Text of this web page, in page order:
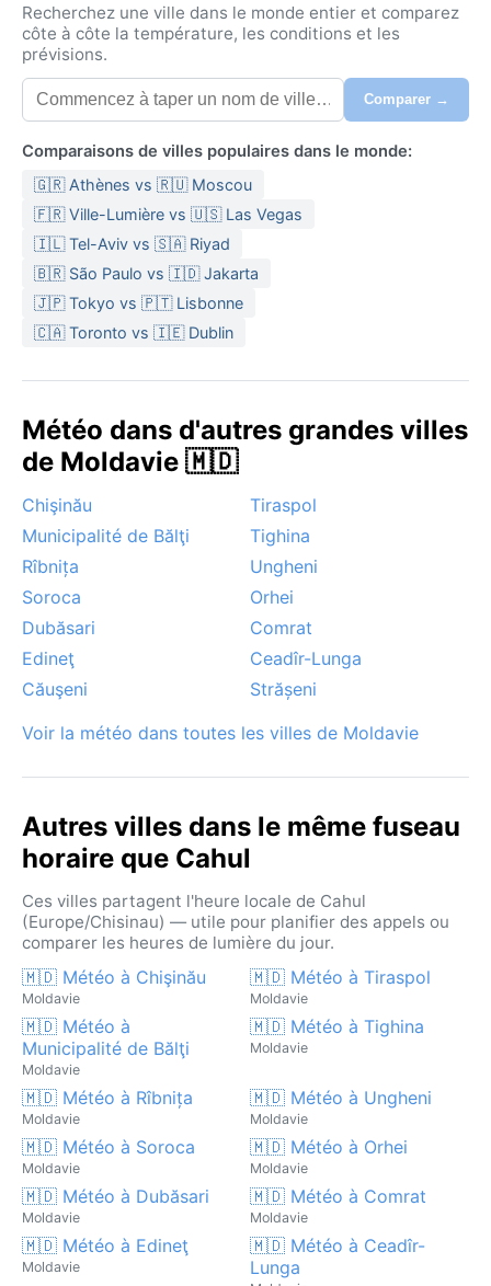
Recherchez une ville dans le monde entier et comparez
côte à côte la température, les conditions et les
prévisions.
Comparer →
Comparaisons de villes populaires dans le monde:
🇬🇷 Athènes vs 🇷🇺 Moscou
🇫🇷 Ville-Lumière vs 🇺🇸 Las Vegas
🇮🇱 Tel-Aviv vs 🇸🇦 Riyad
🇧🇷 São Paulo vs 🇮🇩 Jakarta
🇯🇵 Tokyo vs 🇵🇹 Lisbonne
🇨🇦 Toronto vs 🇮🇪 Dublin
Météo dans d'autres grandes villes
de Moldavie 🇲🇩
Chişinău
Tiraspol
Municipalité de Bălţi
Tighina
Rîbnița
Ungheni
Soroca
Orhei
Dubăsari
Comrat
Edineţ
Ceadîr-Lunga
Căuşeni
Strășeni
Voir la météo dans toutes les villes de Moldavie
Autres villes dans le même fuseau
horaire que Cahul
Ces villes partagent l'heure locale de Cahul
(Europe/Chisinau) — utile pour planifier des appels ou
comparer les heures de lumière du jour.
🇲🇩 Météo à Chişinău
Moldavie
🇲🇩 Météo à Tiraspol
Moldavie
🇲🇩 Météo à
Municipalité de Bălţi
Moldavie
🇲🇩 Météo à Tighina
Moldavie
🇲🇩 Météo à Rîbnița
Moldavie
🇲🇩 Météo à Ungheni
Moldavie
🇲🇩 Météo à Soroca
Moldavie
🇲🇩 Météo à Orhei
Moldavie
🇲🇩 Météo à Dubăsari
Moldavie
🇲🇩 Météo à Comrat
Moldavie
🇲🇩 Météo à Edineţ
Moldavie
🇲🇩 Météo à Ceadîr-
Lunga